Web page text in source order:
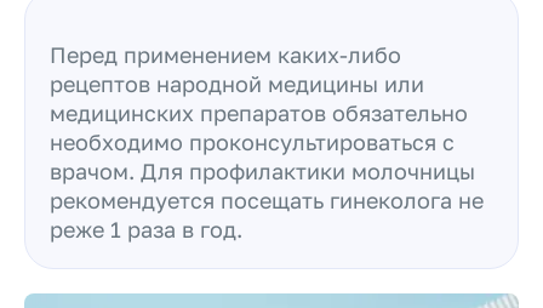
Перед применением каких-либо
рецептов народной медицины или
медицинских препаратов обязательно
необходимо проконсультироваться с
врачом. Для профилактики молочницы
рекомендуется посещать гинеколога не
реже 1 раза в год.